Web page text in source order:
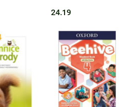
klasy
podręcznik dla kalsy
4 szkoły
podstawowej
179308
24.19